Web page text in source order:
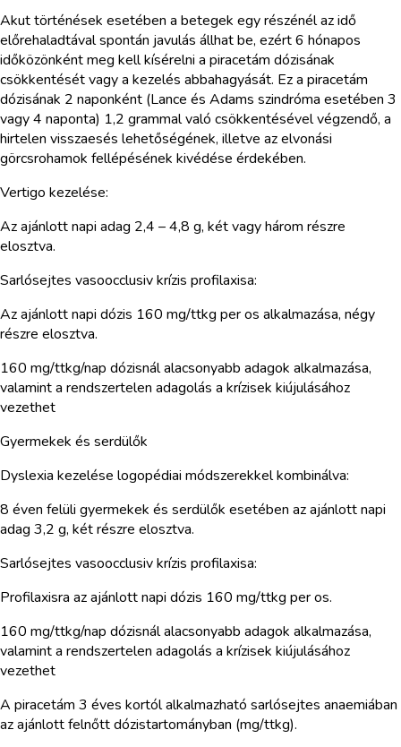
Akut történések esetében a betegek egy részénél az idő
előrehaladtával spontán javulás állhat be, ezért 6 hónapos
időközönként meg kell kísérelni a piracetám dózisának
csökkentését vagy a kezelés abbahagyását. Ez a piracetám
dózisának 2 naponként (Lance és Adams szindróma esetében 3
vagy 4 naponta) 1,2 grammal való csökkentésével végzendő, a
hirtelen visszaesés lehetőségének, illetve az elvonási
görcsrohamok fellépésének kivédése érdekében.
Vertigo kezelése:
Az ajánlott napi adag 2,4 – 4,8 g, két vagy három részre
elosztva.
Sarlósejtes vasoocclusiv krízis profilaxisa:
Az ajánlott napi dózis 160 mg/ttkg per os alkalmazása, négy
részre elosztva.
160 mg/ttkg/nap dózisnál alacsonyabb adagok alkalmazása,
valamint a rendszertelen adagolás a krízisek kiújulásához
vezethet
Gyermekek és serdülők
Dyslexia kezelése logopédiai módszerekkel kombinálva:
8 éven felüli gyermekek és serdülők esetében az ajánlott napi
adag 3,2 g, két részre elosztva.
Sarlósejtes vasoocclusiv krízis profilaxisa:
Profilaxisra az ajánlott napi dózis 160 mg/ttkg per os.
160 mg/ttkg/nap dózisnál alacsonyabb adagok alkalmazása,
valamint a rendszertelen adagolás a krízisek kiújulásához
vezethet
A piracetám 3 éves kortól alkalmazható sarlósejtes anaemiában
az ajánlott felnőtt dózistartományban (mg/ttkg).